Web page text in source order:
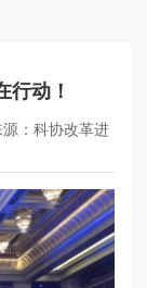
动！
：科协改革进